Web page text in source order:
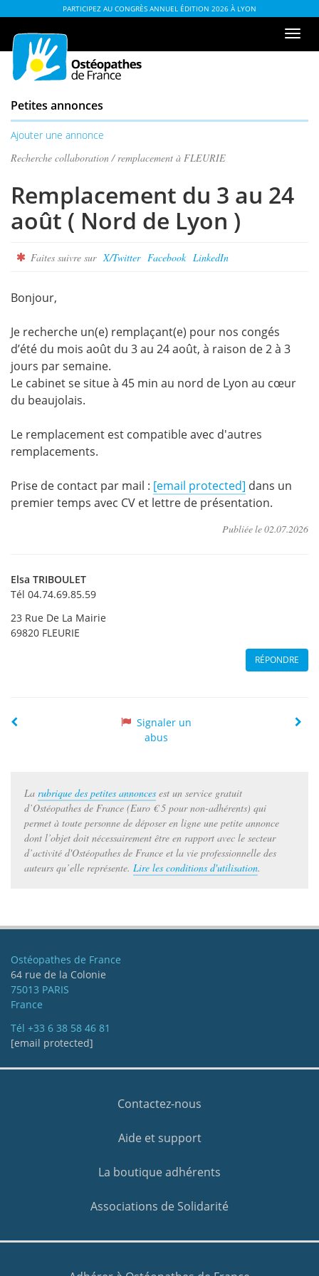
contenu
des
PARTICIPEZ AU CONGRÈS ANNUEL ÉDITION 2026 À LYON
de
Petites annonces
Ajouter une annonce
Recherche collaboration / remplacement à FLEURIE
Remplacement du 3 au 24
août ( Nord de Lyon )
Faites suivre sur X/Twitter Facebook LinkedIn
Bonjour,
Je recherche un(e) remplaçant(e) pour nos congés
d’été du mois août du 3 au 24 août, à raison de 2 à 3
jours par semaine.
Le cabinet se situe à 45 min au nord de Lyon au cœur
du beaujolais.
Le remplacement est compatible avec d'autres
remplacements.
Prise de contact par mail : [email protected] dans un
premier temps avec CV et lettre de présentation.
Publiée le02.07.2026
Elsa TRIBOULET
Tél 04.74.69.85.59
23 Rue De La Mairie
69820 FLEURIE
RÉPONDRE
Signaler un
abus
La rubrique des petites annonces est un service gratuit
d’Ostéopathes de France (Euro € 5 pour non-adhérents) qui
permet à toute personne de déposer en ligne une petite annonce
dont l’objet doit nécessairement être en rapport avec le secteur
d’activité d'Ostéopathes de France et la vie professionnelle des
auteurs qu’elle représente. Lire les conditions d'utilisation.
Ostéopathes de France
64 rue de la Colonie
75013 PARIS
France
Tél +33 6 38 58 46 81
[email protected]
Contactez-nous
Aide et support
La boutique adhérents
Associations de Solidarité